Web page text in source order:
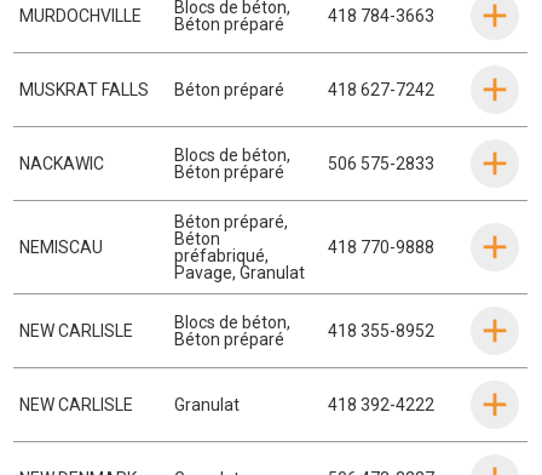
MURDOCHVILLE Blocs de béton,
Béton préparé
418 784-3663
MUSKRAT FALLS Béton préparé 418 627-7242
NACKAWIC Blocs de béton,
Béton préparé
506 575-2833
NEMISCAU
Béton préparé,
Béton
préfabriqué,
Pavage,Granulat
418 770-9888
NEW CARLISLE Blocs de béton,
Béton préparé
418 355-8952
NEW CARLISLE Granulat 418 392-4222